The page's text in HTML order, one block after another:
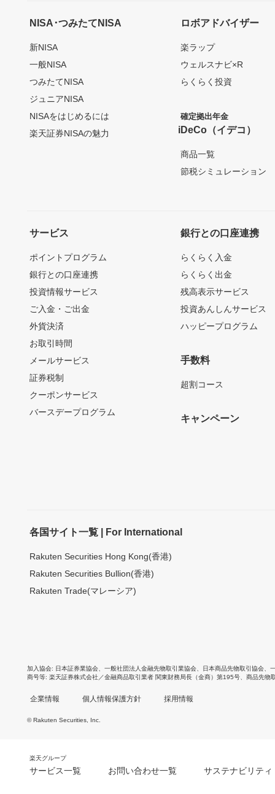
NISA･つみたてNISA
新NISA
一般NISA
つみたてNISA
ジュニアNISA
NISAをはじめるには
楽天証券NISAの魅力
ロボアドバイザー
楽ラップ
ウェルスナビ×R
らくらく投資
確定拠出年金
iDeCo（イデコ）
商品一覧
節税シミュレーション
サービス
ポイントプログラム
銀行との口座連携
投資情報サービス
ご入金・ご出金
外貨決済
お取引時間
メールサービス
証券税制
クーポンサービス
バースデープログラム
銀行との口座連携
らくらく入金
らくらく出金
残高表示サービス
投資あんしんサービス
ハッピープログラム
手数料
超割コース
キャンペーン
各国サイト一覧 | For International
Rakuten Securities Hong Kong(香港)
Rakuten Securities Bullion(香港)
Rakuten Trade(マレーシア)
加入協会 日本証券業協会 一般社団法人金融先物取引業協会 日本商品先物取引協会
商号等 楽天証券株式会社／金融商品取引業者 関東財務局長（金商）第195号、商品先物
企業情報 個人情報保護方針 採用情報
© Rakuten Securities, Inc.
楽天グループ
サービス一覧 お問い合わせ一覧 サステナビリティ